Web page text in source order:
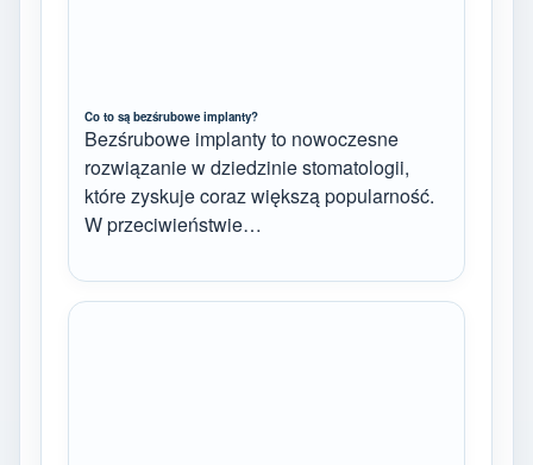
Co to są bezśrubowe implanty?
Bezśrubowe implanty to nowoczesne
rozwiązanie w dziedzinie stomatologii,
które zyskuje coraz większą popularność.
W przeciwieństwie…